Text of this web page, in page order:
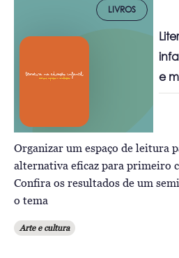
LIVROS
e
Organizar um espaço de leitura
alternativa eficaz para primeiro
Confira os resultados de um
o tema
Arte e cultura